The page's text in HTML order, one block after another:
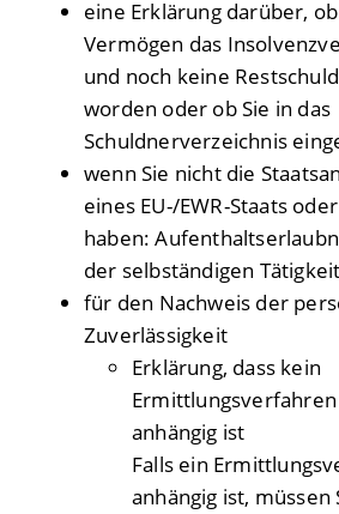
eine Erklärung darüber,
Vermögen das
und noch keine
worden oder ob Sie in das
Schuldnerverzeichnis
wenn Sie nicht die
eines EU-/EWR-Staats
haben:
der selbständigen Tätigkeit
für den Nachweis der
Zuverlässigkeit
Erklärung, dass kein
Ermittlungsverfahren
anhängig ist
Falls ein
anhängig ist, müssen